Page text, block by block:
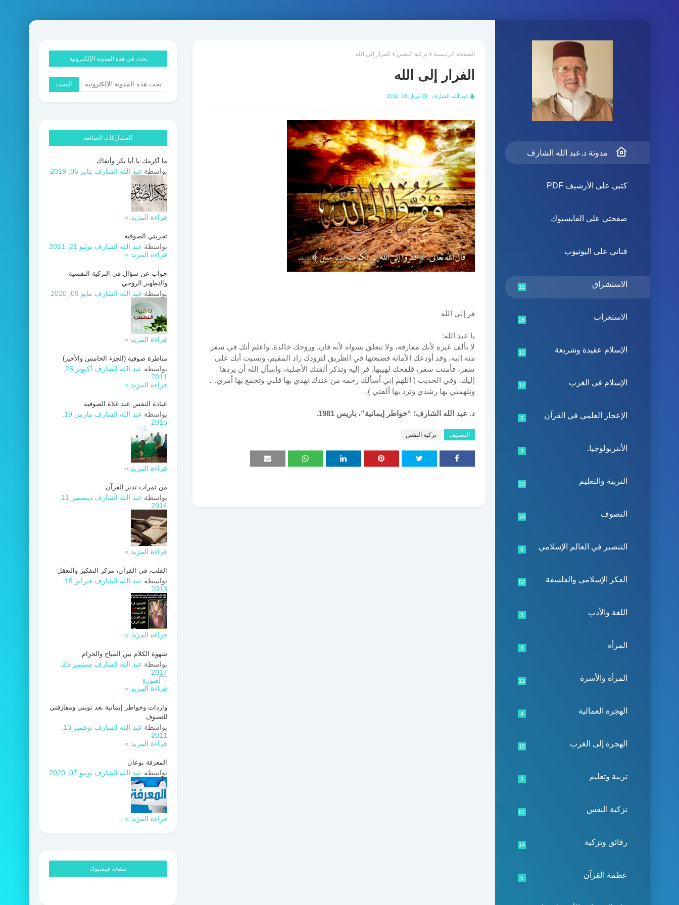
مدونة د.عبد الله الشارف
كتبي على الأرشيف PDF
صفحتي على الفايسبوك
قناتي على اليوتيوب
الاستشراق 11
الاستغراب 26
الإسلام عقيدة وشريعة 12
الإسلام في الغرب 14
الإعجاز العلمي في القرآن 5
الأنتربولوجيا. 3
التربية والتعليم 23
التصوف 34
التنصير في العالم الإسلامي 8
الفكر الإسلامي والفلسفة 52
اللغة والأدب 3
المرأة 3
المرأة والأسرة 11
الهجرة العمالية 4
الهجرة إلى الغرب 15
تربية وتعليم 3
تزكية النفس 61
رقائق وتزكية 14
عظمة القرآن 5
الصفحة الرئيسية تزكية النفس الفرار إلى الله
الفرار إلى الله
عبد الله الشارف أبريل 28, 2012
فر إلى الله
يا عبد الله:
لا تألف غيره لأنك مفارقه، ولا تتعلق بسواه لأنه فان. وروحك خالدة. واعلم أنك في سفر
منه إليه، وقد أودعك الأمانة فضيعتها في الطريق لتزودك زاد المقيم، ونسيت أنك على
سفر، فأمنت سقر، فلفحك لهيبها. فر إليه وتذكر ألفتك الأصلية، واسأل الله أن يردها
إليك، وفي الحديث ( اللهم إني أسألك رحمة من عندك تهدي بها قلبي وتجمع بها أمري…
وتلهمني بها رشدي وترد بها ألفتي ).
د. عبد الله الشارف؛ “خواطر إيمانية”، باريس 1981.
التصنيف تزكية النفس
بحث في هذه المدونة الإلكترونية
المشاركات الشائعة
ما أكرمك يا أبا بكر وأتقاك
بواسطة عبد الله الشارف يناير 06, 2019
قراءة المزيد »
تجربتي الصوفية
بواسطة عبد الله الشارف يوليو 21, 2011
قراءة المزيد »
جواب عن سؤال في التزكية النفسية
والتطهير الروحي
بواسطة عبد الله الشارف مايو 09, 2020
قراءة المزيد »
مناظرة صوفية (الجزء الخامس والأخير)
بواسطة عبد الله الشارف
2011
قراءة المزيد »
عبادة النفس عند غلاة الصوفية
بواسطة عبد الله الشارف
2015
قراءة المزيد »
من ثمرات تدبر القرآن
بواسطة عبد الله الشارف
2014
قراءة المزيد »
القلب، في القرآن، مركز التفكير والتعقل
بواسطة عبد الله الشارف
2013
قراءة المزيد »
شهوة الكلام بين المباح والحرام
بواسطة عبد الله الشارف
2017
قراءة المزيد »
واردات وخواطر إيمانية بعد توبتي ومفارقتي
للتصوف
بواسطة عبد الله الشارف
2011
قراءة المزيد »
المعرفة نوعان
بواسطة عبد الله الشارف يونيو 07, 2020
قراءة المزيد »
صفحة فيسبوك